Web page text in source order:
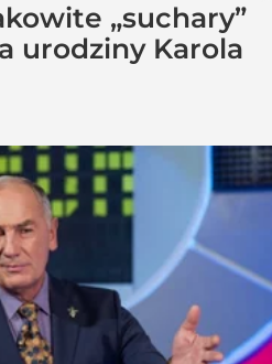
„suchary”
urodziny Karola